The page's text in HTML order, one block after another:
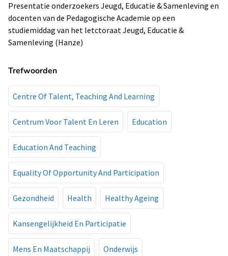
Presentatie onderzoekers Jeugd, Educatie & Samenleving en
docenten van de Pedagogische Academie op een
studiemiddag van het letctoraat Jeugd, Educatie &
Samenleving (Hanze)
Trefwoorden
Centre Of Talent, Teaching And Learning
Centrum Voor Talent En Leren Education
Education And Teaching
Equality Of Opportunity And Participation
Gezondheid Health Healthy Ageing
Kansengelijkheid En Participatie
Mens En Maatschappij Onderwijs